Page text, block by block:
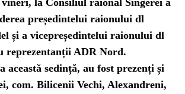
președintelui raionului dl
și a vicepreședintelui raionului dl
reprezentanții ADR Nord.
această sedință, au fost prezenți și
com. Bilicenii Vechi, Alexandreni,